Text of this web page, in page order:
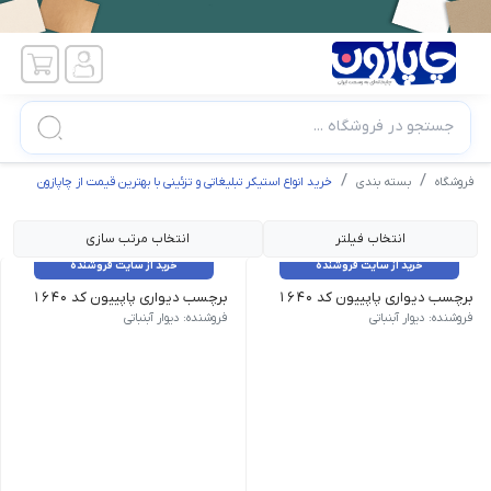
جستجو در فروشگاه ...
فروشگاه بسته بندی خرید انواع استیکر تبلیغاتی و تزئینی با بهترین قیمت از چاپازون
انتخاب فیلتر انتخاب مرتب سازی
خرید از سایت فروشنده
برچسب دیواری پاپییون کد 1640
فروشنده: دیوار آبنباتی
خرید از سایت فروشنده
برچسب دیواری پاپییون کد 1640
فروشنده: دیوار آبنباتی